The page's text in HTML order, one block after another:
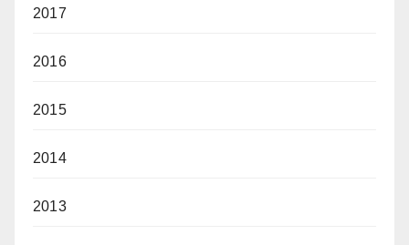
2017
2016
2015
2014
2013